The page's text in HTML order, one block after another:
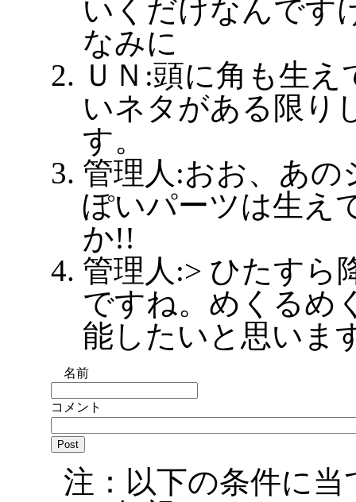
いくだけなんです
なみに
ＵＮ:頭に角も生
いネタがある限り
す。
管理人:おお、あの
ぽいパーツは生え
か!!
管理人:> ひたすら
ですね。めくるめ
能したいと思いま
名前
コメント
注：以下の条件に